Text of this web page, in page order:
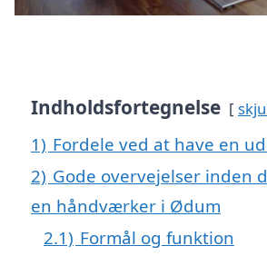
Indholdsfortegnelse
1) Fordele ved at have en
2) Gode overvejelser inden
en håndværker i Ødum
2.1) Formål og funktion